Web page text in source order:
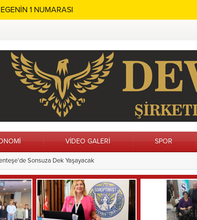
1 NUMARASI
VİDEO GALERİ SPOR
Yenileniyor Vatandaş